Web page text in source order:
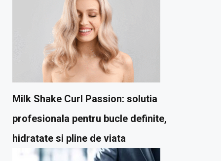
Milk Shake Curl Passion: solutia
profesionala pentru bucle definite,
hidratate si pline de viata